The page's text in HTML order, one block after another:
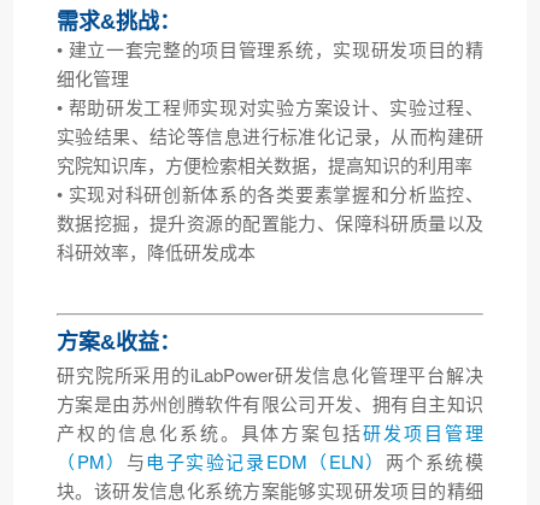
需求&挑战：
• 建立一套完整的项目管理系统，实现研发项目的精
细化管理
• 帮助研发工程师实现对实验方案设计、实验过程、
实验结果、结论等信息进行标准化记录，从而构建研
究院知识库，方便检索相关数据，提高知识的利用率
• 实现对科研创新体系的各类要素掌握和分析监控、
数据挖掘，提升资源的配置能力、保障科研质量以及
科研效率，降低研发成本
方案&收益：
研究院所采用的iLabPower研发信息化管理平台解决
方案是由苏州创腾软件有限公司开发、拥有自主知识
产权的信息化系统。具体方案包括研发项目管理
（PM） 与电子实验记录EDM（ELN） 两个系统模
块。该研发信息化系统方案能够实现研发项目的精细